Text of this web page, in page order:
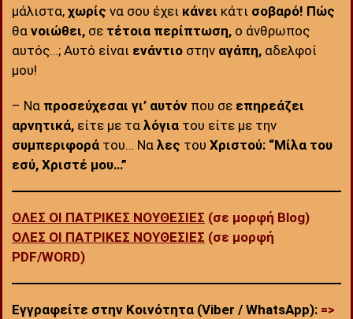
μάλιστα, χωρίς να σου έχει κάνει κάτι σοβαρό! Πώς
θα νοιώθει, σε τέτοια περίπτωση, ο άνθρωπος
αυτός…; Αυτό είναι ενάντιο στην αγάπη, αδελφοί
μου!
– Να προσεύχεσαι γι’ αυτόν που σε επηρεάζει
αρνητικά, είτε με τα λόγια του είτε με την
συμπεριφορά του… Να λες του Χριστού: “Μίλα του
εσύ, Χριστέ μου…”
ΟΛΕΣ ΟΙ ΠΑΤΡΙΚΕΣ ΝΟΥΘΕΣΙΕΣ (σε μορφή Blog)
ΟΛΕΣ ΟΙ ΠΑΤΡΙΚΕΣ ΝΟΥΘΕΣΙΕΣ (σε μορφή
PDF/WORD)
Εγγραφείτε στην Κοινότητα (Viber / WhatsApp): =>